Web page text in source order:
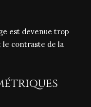
est devenue trop
le contraste de la